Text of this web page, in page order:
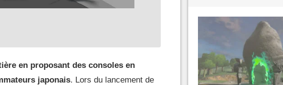
en proposant des consoles en
japonais. Lors du lancement de